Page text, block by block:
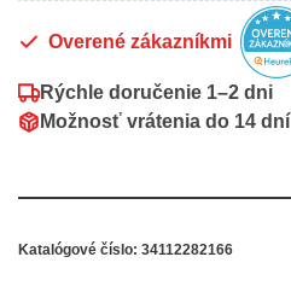
Overené zákazníkmi
Rýchle doručenie 1–2 dni
Možnosť vrátenia do 14 dní
Katalógové číslo: 34112282166